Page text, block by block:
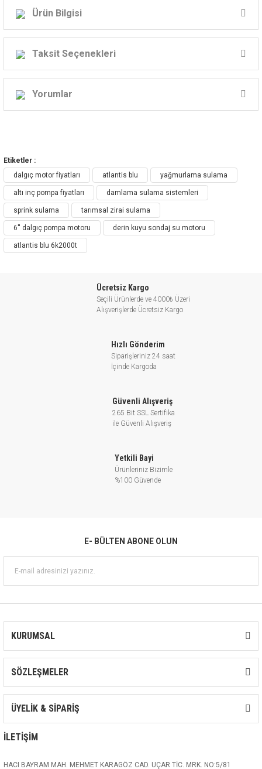
Ürün Bilgisi
Atlantis 6K Serisi 6''
Yerli Dalgıç Motor Modelleri
*MODELİNE GÖRE DİREKT VEYA YILDIZ-ÜÇGEN KALKIŞ
Taksit Seçenekleri
Yorumlar
Yorum Yaz
Etiketler :
dalgıç motor fiyatları
atlantis blu yağmurlama sulama
altı inç pompa fiyatları damlama sulama sistemleri
sprink sulama tarımsal zirai sulama
6'' dalgıç pompa motoru derin kuyu sondaj su motoru
atlantis blu 6k2000t
Ücretsiz Kargo
Seçili Ürünlerde ve 4000₺ Üzeri
Alışverişlerde Ücretsiz Kargo
Hızlı Gönderim
Siparişleriniz 24 saat
İçinde Kargoda
Güvenli Alışveriş
265 Bit SSL Sertifika
ile Güvenli Alışveriş
Yetkili Bayi
Ürünleriniz Bizimle
%100 Güvende
E- BÜLTEN ABONE OLUN
KURUMSAL
SÖZLEŞMELER
ÜYELİK & SİPARİŞ
İLETİŞİM
HACI BAYRAM MAH. MEHMET KARAGÖZ CAD. UÇAR TİC. MRK. NO:5/81